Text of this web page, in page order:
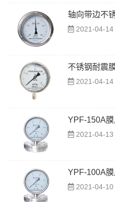
轴向带边不
2021-04-14
不锈钢耐震
2021-04-14
YPF-150A
2021-04-13
YPF-100A
2021-04-10